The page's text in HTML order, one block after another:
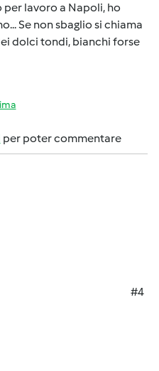
per lavoro a Napoli, ho
Se non sbaglio si chiama
dolci tondi, bianchi forse
per poter commentare
#4